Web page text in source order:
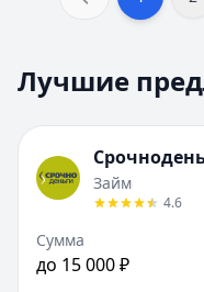
Лучшие
Займ
4.6
Сумма
до 15 000 ₽